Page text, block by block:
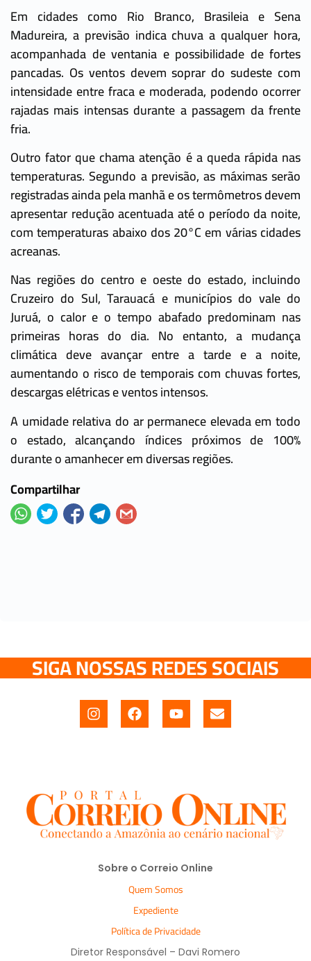
Em cidades como Rio Branco, Brasileia e Sena
Madureira, a previsão indica chuva a qualquer hora,
acompanhada de ventania e possibilidade de fortes
pancadas. Os ventos devem soprar do sudeste com
intensidade entre fraca e moderada, podendo ocorrer
rajadas mais intensas durante a passagem da frente
fria.
Outro fator que chama atenção é a queda rápida nas
temperaturas. Segundo a previsão, as máximas serão
registradas ainda pela manhã e os termômetros devem
apresentar redução acentuada até o período da noite,
com temperaturas abaixo dos 20°C em várias cidades
acreanas.
Nas regiões do centro e oeste do estado, incluindo
Cruzeiro do Sul, Tarauacá e municípios do vale do
Juruá, o calor e o tempo abafado predominam nas
primeiras horas do dia. No entanto, a mudança
climática deve avançar entre a tarde e a noite,
aumentando o risco de temporais com chuvas fortes,
descargas elétricas e ventos intensos.
A umidade relativa do ar permanece elevada em todo
o estado, alcançando índices próximos de 100%
durante o amanhecer em diversas regiões.
Compartilhar
SIGA NOSSAS REDES SOCIAIS
Sobre o Correio Online
Quem Somos
Expediente
Política de Privacidade
Diretor Responsável – Davi Romero